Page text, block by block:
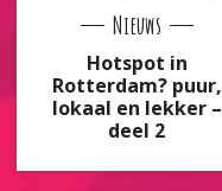
Nieuws
Hotspot in
Rotterdam? puur,
lokaal en lekker –
deel 2